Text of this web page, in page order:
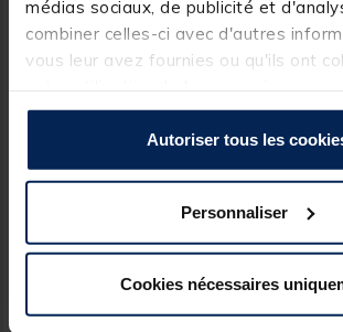
médias sociaux, de publicité et
combiner celles-ci avec d'autres
vous leur avez fournies ou qu'ils ont
Autoriser tous les
Personnaliser
Cookies nécessaires
MOSELLA
Mais Nature Mosella Pot
en Verre 212 ML
MOSELLA
Mais
425 ml
[object